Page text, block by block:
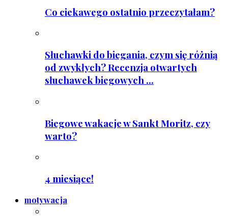
Co ciekawego ostatnio przeczytałam?
Słuchawki do biegania, czym się różnią
od zwykłych? Recenzja otwartych
słuchawek biegowych ...
Biegowe wakacje w Sankt Moritz, czy
warto?
4 miesiące!
motywacja